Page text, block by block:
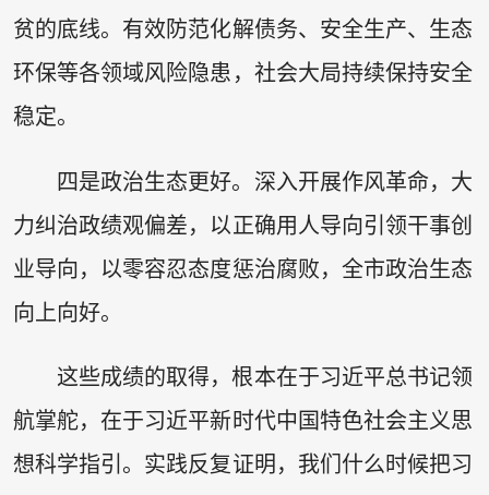
贫的底线。有效防范化解债务、安全生产、生态
环保等各领域风险隐患，社会大局持续保持安全
稳定。
四是政治生态更好。深入开展作风革命，大
力纠治政绩观偏差，以正确用人导向引领干事创
业导向，以零容忍态度惩治腐败，全市政治生态
向上向好。
这些成绩的取得，根本在于习近平总书记领
航掌舵，在于习近平新时代中国特色社会主义思
想科学指引。实践反复证明，我们什么时候把习